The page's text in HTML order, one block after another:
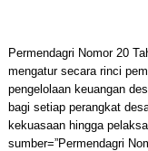
Permendagri Nomor 20
mengatur secara rinci
pengelolaan keuangan
bagi setiap perangkat
kekuasaan hingga
sumber=”Permendagri